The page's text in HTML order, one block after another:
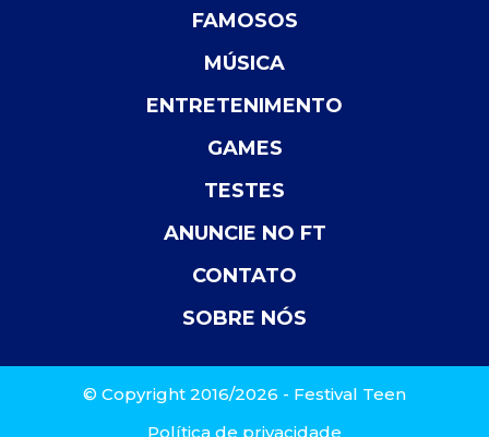
FAMOSOS
MÚSICA
ENTRETENIMENTO
GAMES
TESTES
ANUNCIE NO FT
CONTATO
SOBRE NÓS
© Copyright 2016/2026 - Festival Teen
Política de privacidade